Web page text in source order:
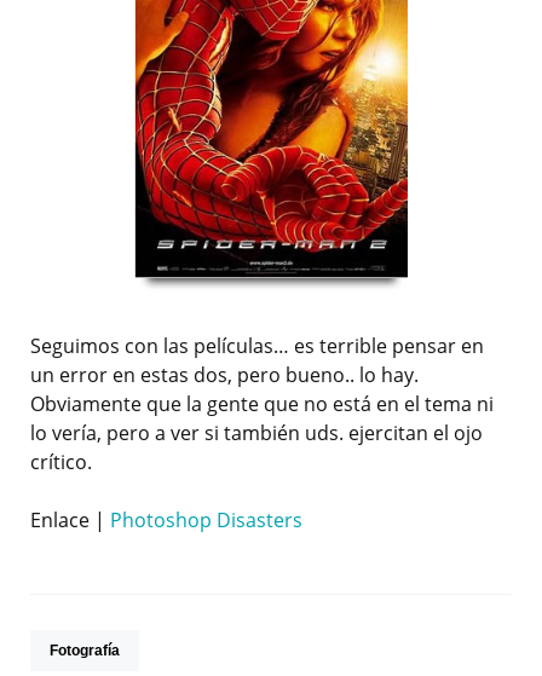
Seguimos con las películas… es terrible pensar en
un error en estas dos, pero bueno.. lo hay.
Obviamente que la gente que no está en el tema ni
lo vería, pero a ver si también uds. ejercitan el ojo
crítico.
Enlace | Photoshop Disasters
Fotografía